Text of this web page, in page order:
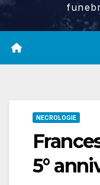
NECROLOGIE
5°